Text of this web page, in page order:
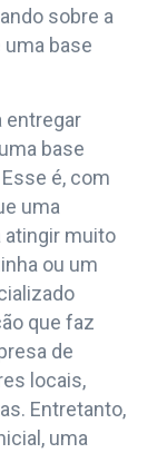
sobre a
uma base
entregar
base
é, com
uma
atingir muito
ou um
que faz
de
locais,
Entretanto,
uma